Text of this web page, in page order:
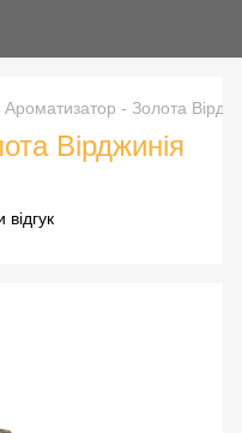
Ароматизатор - Золота
Вірджинія